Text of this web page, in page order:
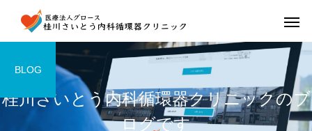
桂川さいとう内科循環器クリニックのブ
ログです
BLOG